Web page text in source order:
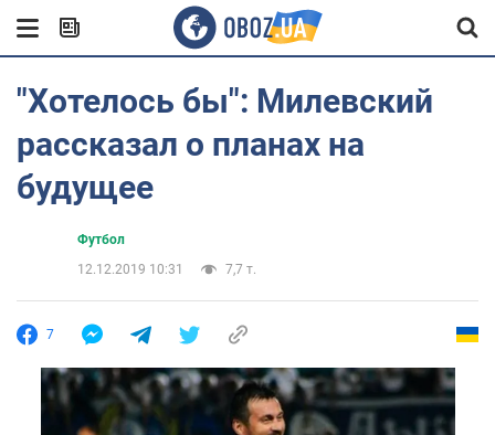
"Хотелось бы": Милевский
рассказал о планах на
будущее
Футбол
12.12.2019 10:31
7,7 т.
7